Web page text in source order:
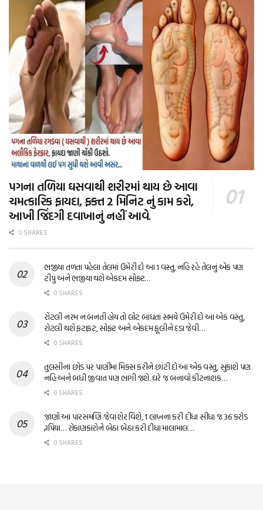
પગના તળિયા ઘસવાથી શરીરમાં થાય છે આવા
ચમત્કારિક ફાયદા, ફક્ત 2 મિનિટ નું કામ કરો,
આખી જિંદગી દવાખાનું નહીં આવે.
0 SHARES
ભજીયા તળતા પહેલા તેલમાં ઉમેરી દો આ 1 વસ્તુ, નહિ રહે તેલનું એક પણ
ટીપું અને ભજીયા થશે એકદમ સોફ્ટ…
0 SHARES
રોટલી નરમ ન બનતી હોય તો લોટ બાંધતા સમયે ઉમેરી દો આ એક વસ્તુ,
રોટલી થશે ફટાફટ, સોફ્ટ અને એકદમ ફૂલીને દડા જેવી…
0 SHARES
તુલસીના છોડ પર પાણીમાં મિક્સ કરીને છાંટી દો આ એક વસ્તુ, સુકાશે પણ
નહિ અને બધી જીવાત પણ ભાગી જશે. ઘરે જ બનાવો કીટનાશક…
0 SHARES
જાણો આ પારસમણિ જેવા શેર વિશે, 1 લાખના કરી દીધા સીધા જ 36 કરોડ
રૂપિયા… રોકાણકારોને બેઠા બેઠા કરી દીધા માલામાલ…
0 SHARES